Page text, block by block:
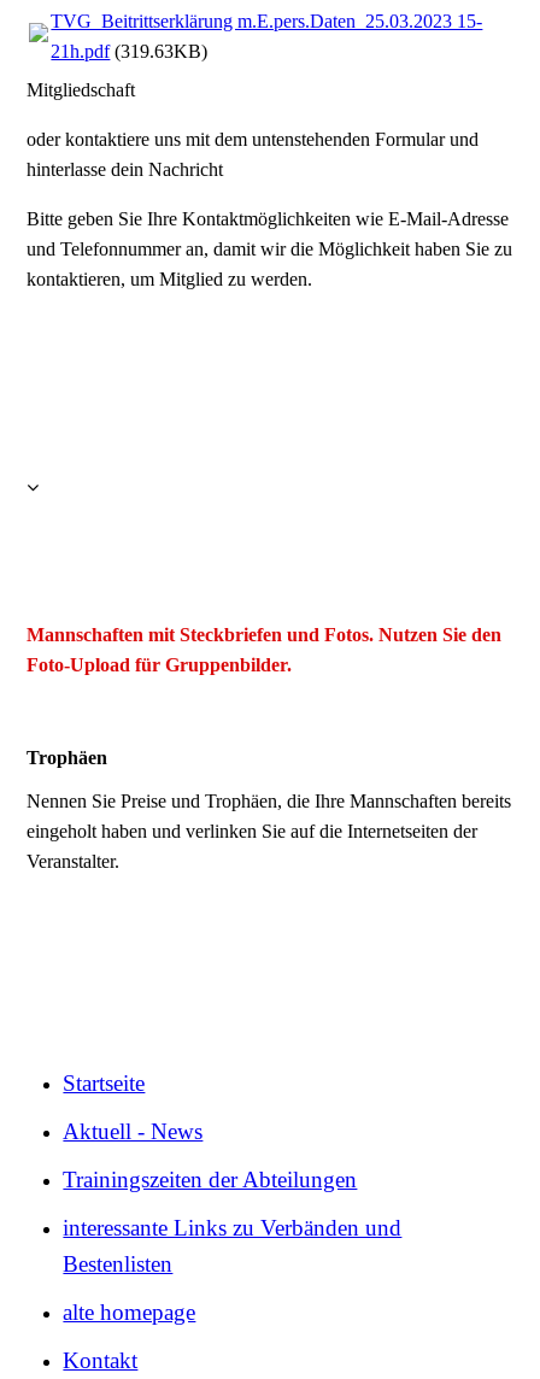
TVG_Beitrittserklärung m.E.pers.Daten_25.03.2023 15-
21h.pdf(319.63KB)
Mitgliedschaft
oder kontaktiere uns mit dem untenstehenden Formular und
hinterlasse dein Nachricht
Bitte geben Sie Ihre Kontaktmöglichkeiten wie E-Mail-Adresse
und Telefonnummer an, damit wir die Möglichkeit haben Sie zu
kontaktieren, um Mitglied zu werden.
Mannschaften mit Steckbriefen und Fotos. Nutzen Sie den
Foto-Upload für Gruppenbilder.
Trophäen
Nennen Sie Preise und Trophäen, die Ihre Mannschaften bereits
eingeholt haben und verlinken Sie auf die Internetseiten der
Veranstalter.
Startseite
Aktuell - News
Trainingszeiten der Abteilungen
interessante Links zu Verbänden und
Bestenlisten
alte homepage
Kontakt